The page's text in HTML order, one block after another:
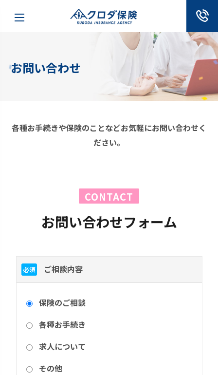
お問い合わせ
各種お手続きや保険のことなどお気軽にお問い合わせく
ださい。
CONTACT
お問い合わせフォーム
必須 ご相談内容
保険のご相談
各種お手続き
求人について
その他